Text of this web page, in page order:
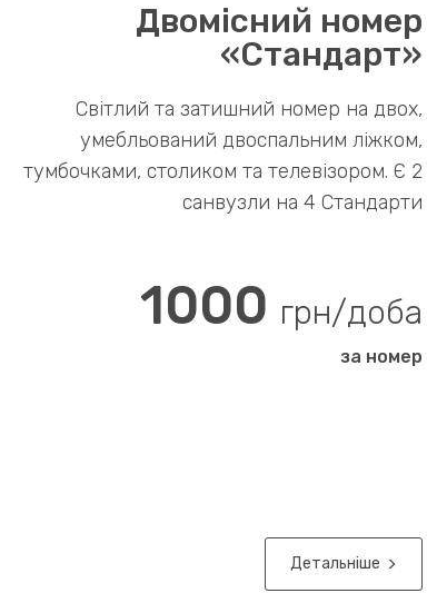
Двомісний номер
«Стандарт»
Світлий та затишний номер на двох,
умебльований двоспальним ліжком,
тумбочками, столиком та телевізором. Є 2
санвузли на 4 Стандарти
1000 грн/доба
за номер
Детальніше